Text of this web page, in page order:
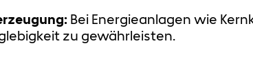
Bei Energieanlagen wie
zu gewährleisten.